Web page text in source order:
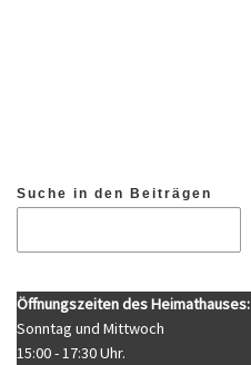
Suche in den Beiträgen
Öffnungszeiten des Heimathauses:
Sonntag und Mittwoch
15:00 - 17:30 Uhr.